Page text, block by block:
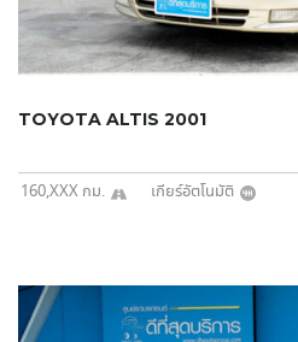
TOYOTA ALTIS 2001
160,XXX กม. เกียร์อัตโนมัติ